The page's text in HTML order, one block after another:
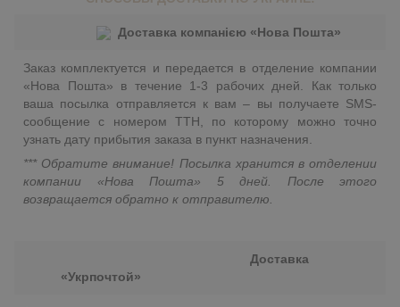
Доставка компанією «Нова Пошта»
Заказ комплектуется и передается в отделение компании
«Нова Пошта» в течение 1-3 рабочих дней. Как только
ваша посылка отправляется к вам – вы получаете SMS-
сообщение с номером ТТН, по которому можно точно
узнать дату прибытия заказа в пункт назначения.
*** Обратите внимание! Посылка хранится в отделении
компании «Нова Пошта» 5 дней. После этого
возвращается обратно к отправителю.
Доставка
«Укрпочтой»